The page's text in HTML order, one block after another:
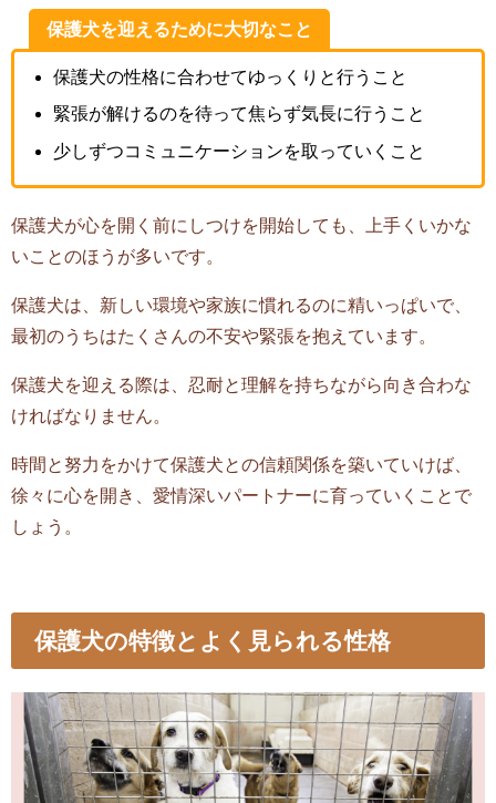
保護犬を迎えるために大切なこと
保護犬の性格に合わせてゆっくりと行うこと
緊張が解けるのを待って焦らず気長に行うこと
少しずつコミュニケーションを取っていくこと
保護犬が心を開く前にしつけを開始しても、上手くいかな
いことのほうが多いです。
保護犬は、新しい環境や家族に慣れるのに精いっぱいで、
最初のうちはたくさんの不安や緊張を抱えています。
保護犬を迎える際は、忍耐と理解を持ちながら向き合わな
ければなりません。
時間と努力をかけて保護犬との信頼関係を築いていけば、
徐々に心を開き、愛情深いパートナーに育っていくことで
しょう。
保護犬の特徴とよく見られる性格